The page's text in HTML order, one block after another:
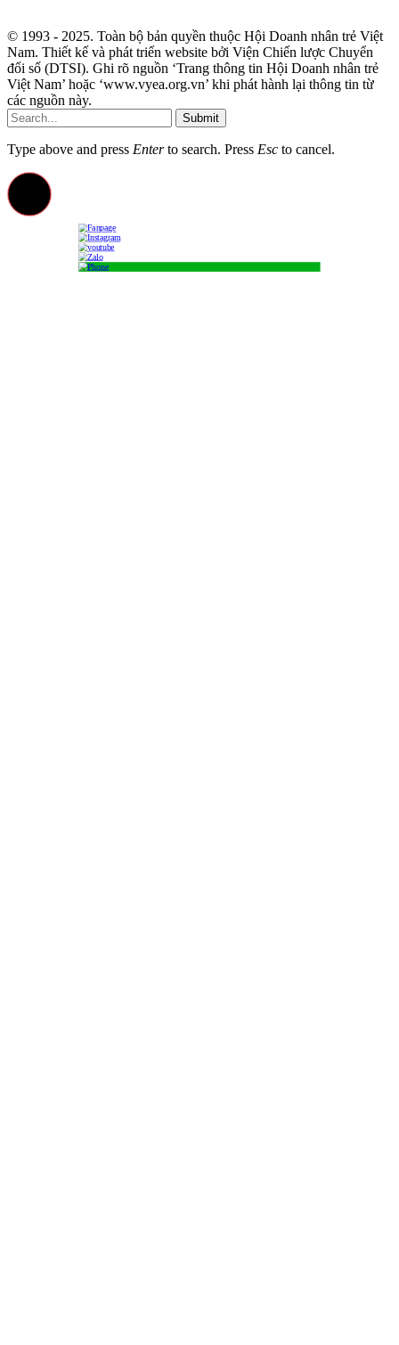
© 1993 - 2025. Toàn bộ bản quyền thuộc Hội Doanh nhân trẻ Việt
Nam. Thiết kế và phát triển website bởi Viện Chiến lược Chuyển
đổi số (DTSI). Ghi rõ nguồn ‘Trang thông tin Hội Doanh nhân trẻ
Việt Nam’ hoặc ‘www.vyea.org.vn’ khi phát hành lại thông tin từ
các nguồn này.
Submit
Type above and press Enterto search. Press Esc to cancel.